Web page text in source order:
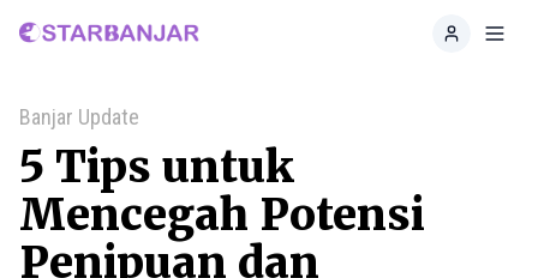
Home
Banjar Update
5 Tips untuk
Mencegah Potensi
Penipuan dan